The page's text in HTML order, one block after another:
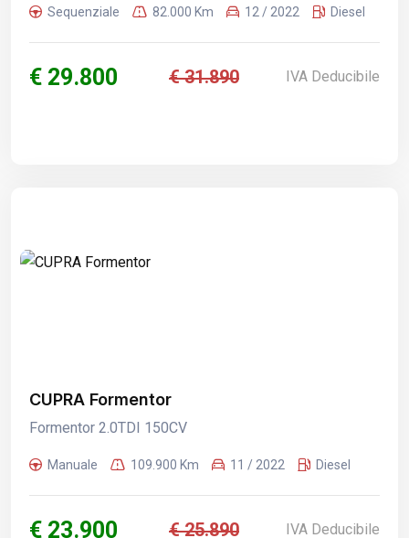
Sequenziale 82.000 Km 12 / 2022 Diesel
€ 29.800 € 31.890 IVA Deducibile
CUPRA Formentor
Formentor 2.0TDI 150CV
Manuale 109.900 Km 11 / 2022 Diesel
€ 23.900 € 25.890 IVA Deducibile